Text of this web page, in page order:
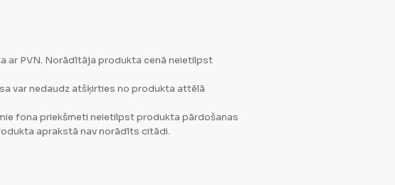
ar PVN. Norādītāja produkta cenā neietilpst
var nedaudz atšķirties no produkta attēlā
fona priekšmeti neietilpst produkta pārdošanas
aprakstā nav norādīts citādi.